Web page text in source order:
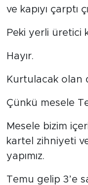
ve kapıyı çarptı
Peki yerli üretici
Hayır.
Kurtulacak olan
Çünkü mesele
Mesele bizim
kartel zihniyeti
yapımız.
Temu gelip 3’e